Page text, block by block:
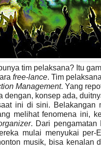
tim pelaksana? Itu
free-lance. Tim
Management. Yang
dengan, konsep ada,
ini di sini. Belakangan
melihat fenomena ini,
. Dari pengamatan
mulai menyukai per-
musik, bisa kenalan